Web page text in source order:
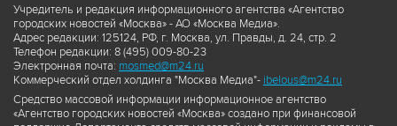
Учредитель и редакция информационного агентства «Агентство
городских новостей «Москва» - АО «Москва Медиа».
Адрес редакции: 125124, РФ, г. Москва, ул. Правды, д. 24, стр. 2
Телефон редакции: 8 (495) 009-80-23
Электронная почта: mosmed@m24.ru
Коммерческий отдел холдинга "Москва Медиа"- ibelous@m24.ru
Средство массовой информации информационное агентство
«Агентство городских новостей «Москва» создано при финансовой